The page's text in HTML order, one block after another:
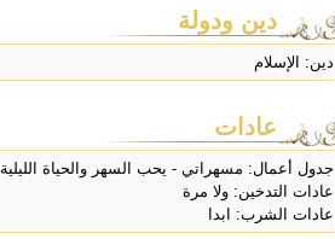
دين ودولة
دين: الإسلام
عادات
جدول أعمال: مسهراتي - يحب السهر والحياة الليلية
عادات التدخين: ولا مرة
عادات الشرب: ابدا